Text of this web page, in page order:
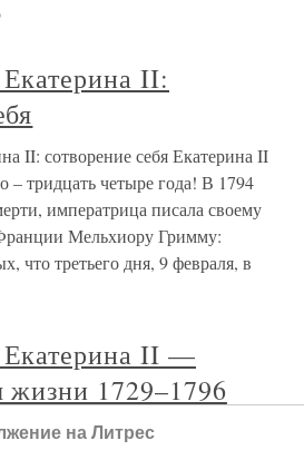
II:
II: сотворение себя Екатерина II
– тридцать четыре года! В 1794
императрица писала своему
Мельхиору Гримму:
что третьего дня, 9 февраля, в
II —
1729–1796
— 1762–1796
на Литрес